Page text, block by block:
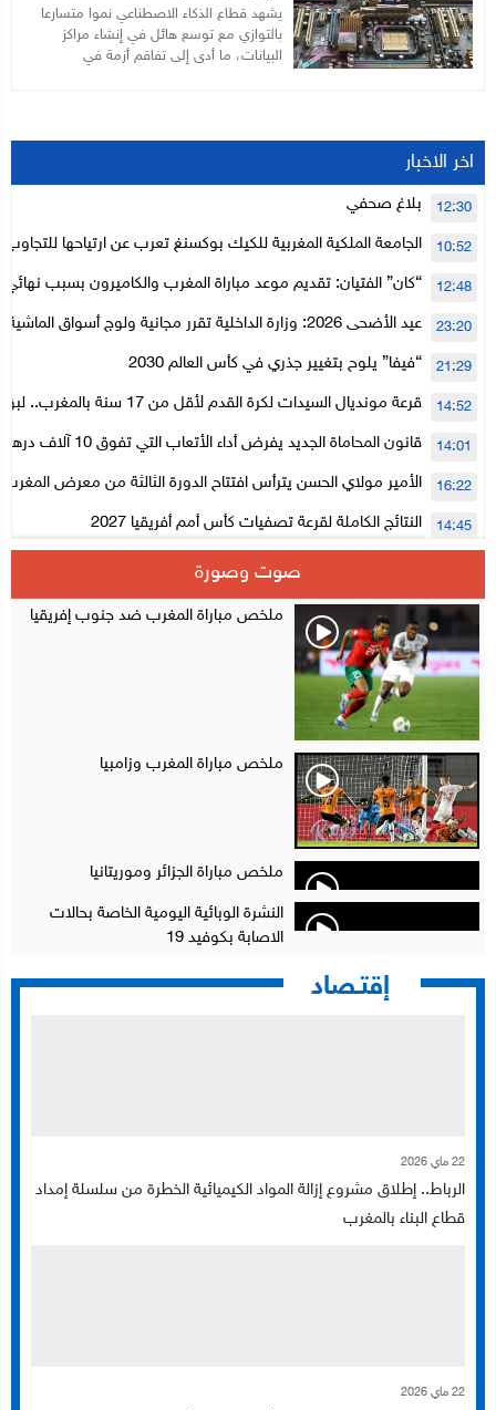
يشهد قطاع الذكاء الاصطناعي نموا متسارعا
بالتوازي مع توسع هائل في إنشاء مراكز
البيانات، ما أدى إلى تفاقم أزمة في
اخر الاخبار
بلاغ صحفي 12:30
الجامعة الملكية المغربية للكيك بوكسنغ تعرب عن ارتياحها
الأعلى للحسابات
10:52
“كان” الفتيان: تقديم موعد مباراة المغرب والكاميرون بسبب نهائي 12:48
عيد الأضحى 2026: وزارة الداخلية تقرر مجانية ولوج أسواق
لتنظيمها
23:20
“فيفا” يلوح بتغيير جذري في كأس العالم 2030 21:29
قرعة مونديال السيدات لكرة القدم لأقل
المستوى الأول
14:52
قانون المحاماة الجديد يفرض أداء الأتعاب التي تفوق 10 آلاف درهم بالشيك 14:01
الأمير مولاي الحسن يترأس افتتاح الدورة الثالثة من معرض المغرب
الإلكترونية
16:22
النتائج الكاملة لقرعة تصفيات كأس أمم أفريقيا 2027 14:45
سلا.. توقيف ثلاثة مروجين وحجز أكثر من 4300 قرص مخدر وكوكايين وإكستازي
أقراص مهلوسة داخل فضاء للشيشة تستنفر شرطة أكادير 12:48
صوت وصورة
ملخص مباراة المغرب ضد جنوب إفريقيا
ملخص مباراة المغرب وزامبيا
ملخص مباراة الجزائر وموريتانيا
النشرة الوبائية اليومية الخاصة بحالات
الاصابة بكوفيد 19
إقتـصاد
22 ماي 2026
الرباط.. إطلاق مشروع إزالة المواد الكيميائية الخطرة من سلسلة إمداد
قطاع البناء بالمغرب
22 ماي 2026